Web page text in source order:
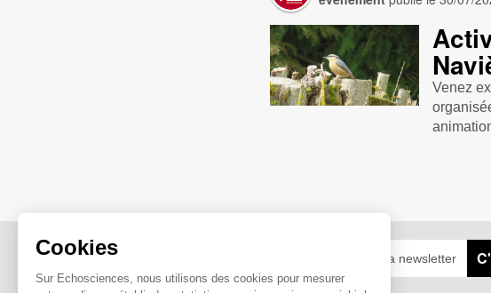
Cookies
Sur Echosciences, nous utilisons des cookies pour mesurer
Venez